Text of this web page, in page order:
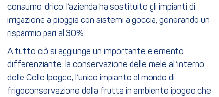
consumo idrico: l’azienda ha sostituito gli impianti di
irrigazione a pioggia con sistemi a goccia, generando un
risparmio pari al 30%.
A tutto ciò si aggiunge un importante elemento
differenziante: la conservazione delle mele all’interno
delle Celle Ipogee, l’unico impianto al mondo di
frigoconservazione della frutta in ambiente ipogeo che